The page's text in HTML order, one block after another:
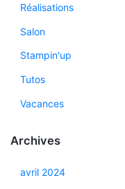
Réalisations
Salon
Stampin'up
Tutos
Vacances
Archives
avril 2024